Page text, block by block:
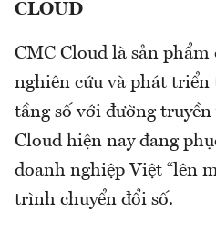
CLOUD
CMC Cloud là sản phẩm
nghiên cứu và phát
tầng số với đường
Cloud hiện nay đang
doanh nghiệp Việt “lên
trình chuyển đổi số.